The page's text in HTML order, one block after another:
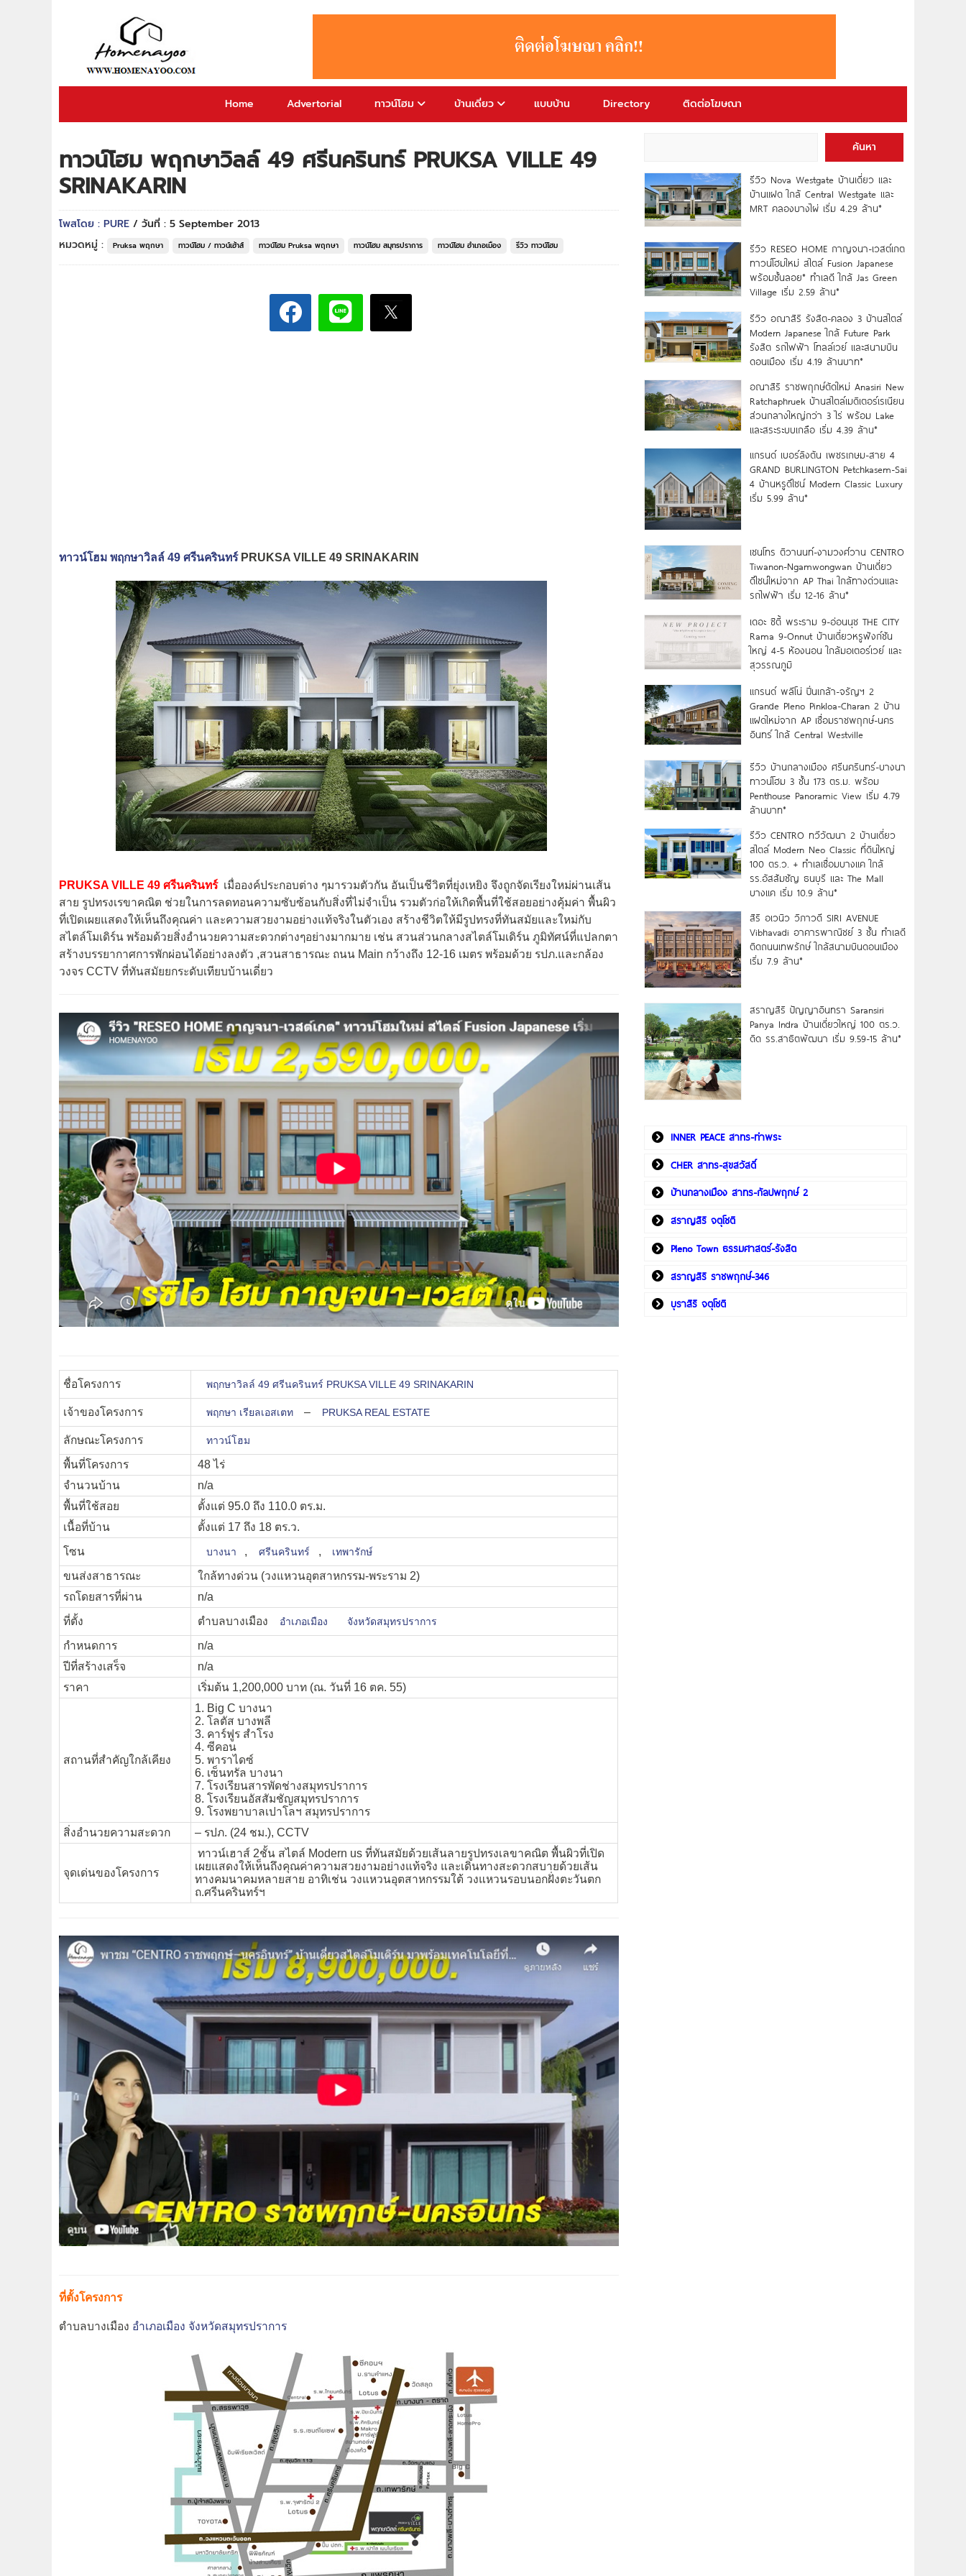
Home Advertorial ทาวน์โฮม บ้านเดี่ยว แบบบ้าน Directory ติดต่อโฆษณา
ทาวน์โฮม พฤกษาวิลล์ 49 ศรีนครินทร์ PRUKSA VILLE 49
SRINAKARIN
โพสโดย : PURE / วันที่ : 5 September 2013
หมวดหมู่ :
Pruksa พฤกษา ทาวน์โฮม / ทาวน์เฮ้าส์ ทาวน์โฮม Pruksa พฤกษา ทาวน์โฮม สมุทรปราการ ทาวน์โฮม อำเภอเมือง รีวิว ทาวน์โฮม
ทาวน์โฮม พฤกษาวิลล์ 49 ศรีนครินทร์PRUKSA VILLE 49 SRINAKARIN
PRUKSA VILLE 49 ศรีนครินทร์เมื่อองค์ประกอบต่าง ๆมารวมตัวกัน อันเป็นชีวิตที่ยุ่งเหยิง จึงถูกจัดเรียงใหม่ผ่านเส้น
สาย รูปทรงเรขาคณิต ช่วยในการลดทอนความซับซ้อนกับสิ่งที่ไม่จำเป็น รวมตัวก่อให้เกิดพื้นที่ใช้สอยอย่างคุ้มค่า พื้นผิว
ที่เปิดเผยแสดงให้เห็นถึงคุณค่า และความสวยงามอย่างแท้จริงในตัวเอง สร้างชีวิตให้มีรูปทรงที่ทันสมัยและใหม่กับ
สไตล์โมเดิร์น พร้อมด้วยสิ่งอำนวยความสะดวกต่างๆอย่างมากมาย เช่น สวนส่วนกลางสไตล์โมเดิร์น ภูมิทัศน์ที่แปลกตา
สร้างบรรยากาศการพักผ่อนได้อย่างลงตัว ,สวนสาธารณะ ถนน Main กว้างถึง 12-16 เมตร พร้อมด้วย รปภ.และกล้อง
วงจร CCTV ที่ทันสมัยยกระดับเทียบบ้านเดี่ยว
ชื่อโครงการ พฤกษาวิลล์ 49 ศรีนครินทร์ PRUKSA VILLE 49 SRINAKARIN
เจ้าของโครงการ พฤกษา เรียลเอสเตท – PRUKSA REAL ESTATE
ลักษณะโครงการ ทาวน์โฮม
พื้นที่โครงการ
48 ไร่
จำนวนบ้าน
n/a
พื้นที่ใช้สอย
ตั้งแต่ 95.0 ถึง 110.0 ตร.ม.
เนื้อที่บ้าน
ตั้งแต่ 17 ถึง 18 ตร.ว.
โซน
บางนา , ศรีนครินทร์ , เทพารักษ์
ขนส่งสาธารณะ
ใกล้ทางด่วน (วงแหวนอุตสาหกรรม-พระราม 2)
รถโดยสารที่ผ่าน
n/a
ที่ตั้ง
ตำบลบางเมือง อำเภอเมือง จังหวัดสมุทรปราการ
กำหนดการ
n/a
ปีที่สร้างเสร็จ
n/a
ราคา
เริ่มต้น 1,200,000 บาท (ณ. วันที่ 16 ตค. 55)
สถานที่สำคัญใกล้เคียง
1. Big C บางนา
2. โลตัส บางพลี
3. คาร์ฟูร สำโรง
4. ซีคอน
5. พาราไดซ์
6. เซ็นทรัล บางนา
7. โรงเรียนสารพัดช่างสมุทรปราการ
8. โรงเรียนอัสสัมชัญสมุทรปราการ
9. โรงพยาบาลเปาโลฯ สมุทรปราการ
สิ่งอำนวยความสะดวก
– รปภ. (24 ชม.), CCTV
จุดเด่นของโครงการ
ทาวน์เฮาส์ 2ชั้น สไตล์ Modern us ที่ทันสมัยด้วยเส้นลายรูปทรงเลขาคณิต พื้นผิวที่เปิด
เผยแสดงให้เห็นถึงคุณค่าความสวยงามอย่างแท้จริง และเดินทางสะดวกสบายด้วยเส้น
ทางคมนาคมหลายสาย อาทิเช่น วงแหวนอุตสาหกรรมใต้ วงแหวนรอบนอกฝั่งตะวันตก
ถ.ศรีนครินทร์ฯ
ที่ตั้งโครงการ
ตำบลบางเมือง อำเภอเมือง จังหวัดสมุทรปราการ
ค้นหา
รีวิว Nova Westgate บ้านเดี่ยว และ
บ้านแฝด ใกล้ Central Westgate และ
MRT คลองบางไผ่ เริ่ม 4.29 ล้าน*
รีวิว RESEO HOME กาญจนา-เวสต์เกต
ทาวน์โฮมใหม่ สไตล์ Fusion Japanese
พร้อมชั้นลอย* ทำเลดี ใกล้ Jas Green
Village เริ่ม 2.59 ล้าน*
รีวิว อณาสิริ รังสิต-คลอง 3 บ้านสไตล์
Modern Japanese ใกล้ Future Park
รังสิต รถไฟฟ้า โทลล์เวย์ และสนามบิน
ดอนเมือง เริ่ม 4.19 ล้านบาท*
อณาสิริ ราชพฤกษ์ตัดใหม่ Anasiri New
Ratchaphruek บ้านสไตล์เมดิเตอร์เรเนียน
ส่วนกลางใหญ่กว่า 3 ไร่ พร้อม Lake
และสระระบบเกลือ เริ่ม 4.39 ล้าน*
แกรนด์ เบอร์ลิงตัน เพชรเกษม-สาย 4
GRAND BURLINGTON Petchkasem-Sai
4 บ้านหรูดีไซน์ Modern Classic Luxury
เริ่ม 5.99 ล้าน*
เซนโทร ติวานนท์-งามวงศ์วาน CENTRO
Tiwanon-Ngamwongwan บ้านเดี่ยว
ดีไซน์ใหม่จาก AP Thai ใกล้ทางด่วนและ
รถไฟฟ้า เริ่ม 12-16 ล้าน*
เดอะ ซิตี้ พระราม 9-อ่อนนุช THE CITY
Rama 9-Onnut บ้านเดี่ยวหรูฟังก์ชัน
ใหญ่ 4-5 ห้องนอน ใกล้มอเตอร์เวย์ และ
สุวรรณภูมิ
แกรนด์ พลีโน่ ปิ่นเกล้า-จรัญฯ 2
Grande Pleno Pinkloa-Charan 2 บ้าน
แฝดใหม่จาก AP เชื่อมราชพฤกษ์-นคร
อินทร์ ใกล้ Central Westville
รีวิว บ้านกลางเมือง ศรีนครินทร์-บางนา
ทาวน์โฮม 3 ชั้น 173 ตร.ม. พร้อม
Penthouse Panoramic View เริ่ม 4.79
ล้านบาท*
รีวิว CENTRO ทวีวัฒนา 2 บ้านเดี่ยว
สไตล์ Modern Neo Classic ที่ดินใหญ่
100 ตร.ว. + ทำเลเชื่อมบางแค ใกล้
รร.อัสสัมชัญ ธนบุรี และ The Mall
บางแค เริ่ม 10.9 ล้าน*
สิริ อเวนิว วิภาวดี SIRI AVENUE
Vibhavadi อาคารพาณิชย์ 3 ชั้น ทำเลดี
ติดถนนเทพรักษ์ ใกล้สนามบินดอนเมือง
เริ่ม 7.9 ล้าน*
สราญสิริ ปัญญาอินทรา Saransiri
Panya Indra บ้านเดี่ยวใหญ่ 100 ตร.ว.
ดิด รร.สาธิตพัฒนา เริ่ม 9.59-15 ล้าน*
INNER PEACE สาทร-ท่าพระ
CHER สาทร-สุขสวัสดิ์
บ้านกลางเมือง สาทร-กัลปพฤกษ์ 2
สราญสิริ จตุโชติ
Pleno Town ธรรมศาสตร์-รังสิต
สราญสิริ ราชพฤกษ์-346
บุราสิริ จตุโชติ